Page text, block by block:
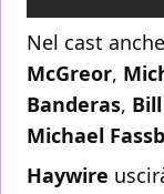
Nel cast
McGreor,
Banderas, Bill
Michael
Haywire